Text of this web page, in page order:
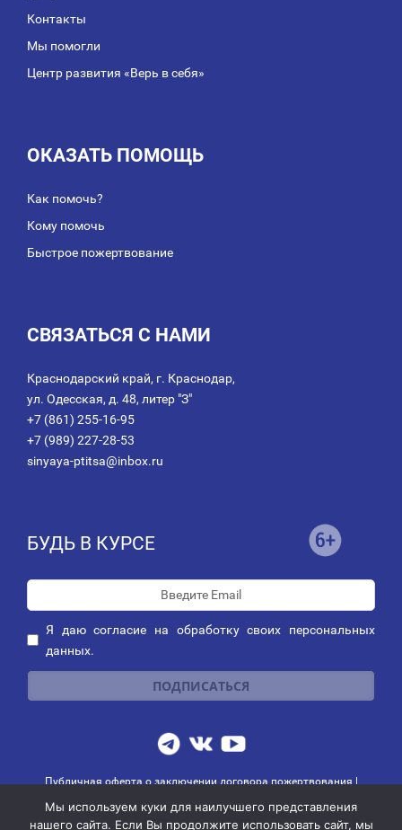
Контакты
Мы помогли
Центр развития «Верь в себя»
ОКАЗАТЬ ПОМОЩЬ
Как помочь?
Кому помочь
Быстрое пожертвование
СВЯЗАТЬСЯ С НАМИ
Краснодарский край, г. Краснодар,
ул. Одесская, д. 48, литер "З"
+7 (861) 255-16-95
+7 (989) 227-28-53
sinyaya-ptitsa@inbox.ru
БУДЬ В КУРСЕ
Я даюсогласие на обработку своих персональных
данных.
Публичная оферта о заключении договора пожертвования|
© 2014-2026 АНО благотворительных и социальных программ
Мы используем куки для наилучшего представления
нашего сайта. Если Вы продолжите использовать сайт, мы